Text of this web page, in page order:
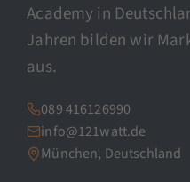
Academy in
Jahren bilden wir
aus.
089 416126990
info@121watt.de
München, Deutschland